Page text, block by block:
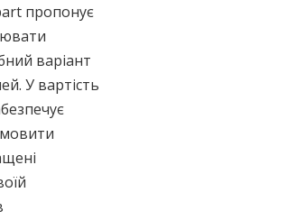
пропонує
варіант
У вартість